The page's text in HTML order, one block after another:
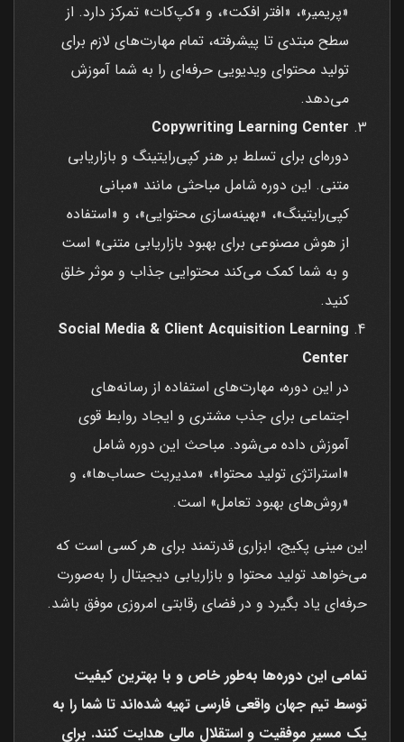
«پریمیر»، «افتر افکت»، و «کپ‌کات» تمرکز دارد. از
سطح مبتدی تا پیشرفته، تمام مهارت‌های لازم برای
تولید محتوای ویدیویی حرفه‌ای را به شما آموزش
می‌دهد.
Copywriting Learning Center
دوره‌ای برای تسلط بر هنر کپی‌رایتینگ و بازاریابی
متنی. این دوره شامل مباحثی مانند «مبانی
کپی‌رایتینگ»، «بهینه‌سازی محتوایی»، و «استفاده
از هوش مصنوعی برای بهبود بازاریابی متنی» است
و به شما کمک می‌کند محتوایی جذاب و موثر خلق
کنید.
Social Media & Client Acquisition Learning
Center
در این دوره، مهارت‌های استفاده از رسانه‌های
اجتماعی برای جذب مشتری و ایجاد روابط قوی
آموزش داده می‌شود. مباحث این دوره شامل
«استراتژی‌ تولید محتوا»، «مدیریت حساب‌ها»، و
«روش‌های بهبود تعامل» است.
این مینی پکیج، ابزاری قدرتمند برای هر کسی است که
می‌خواهد تولید محتوا و بازاریابی دیجیتال را به‌صورت
حرفه‌ای یاد بگیرد و در فضای رقابتی امروزی موفق باشد.
تمامی این دوره‌ها به‌طور خاص و با بهترین کیفیت
توسط تیم جهان واقعی فارسی تهیه شده‌اند تا شما را به
یک مسیر موفقیت و استقلال مالی هدایت کنند. برای